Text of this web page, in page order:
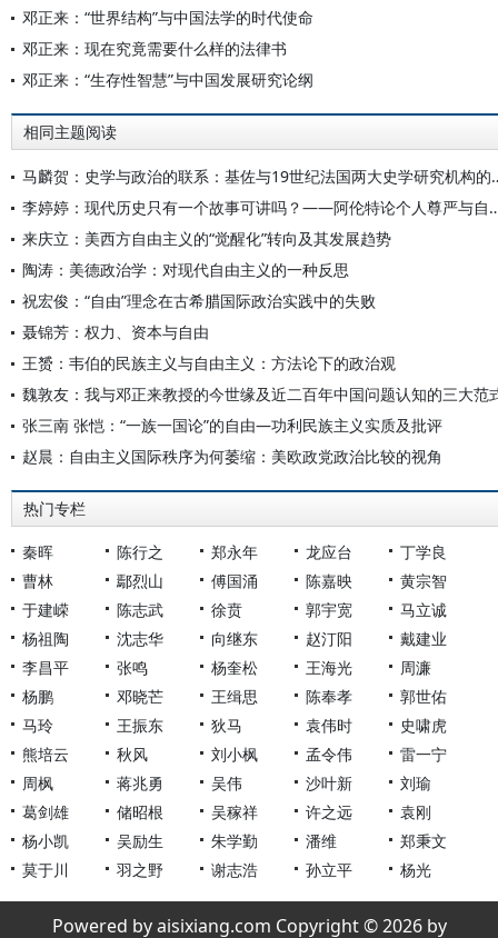
邓正来：“世界结构”与中国法学的时代使命
邓正来：现在究竟需要什么样的法律书
邓正来：“生存性智慧”与中国发展研究论纲
相同主题阅读
马麟贺：史学与政治
李婷婷：现代历史只有一个故事
来庆立：美西方自由主义的“觉醒化”转向及其发展趋势
陶涛：美德政治学：对现代自由主义的一种反思
祝宏俊：“自由”理念在古希腊国际政治实践中的失败
聂锦芳：权力、资本与自由
王赟：韦伯的民族主义与自由主义：方法论下的政治观
魏敦友：我与邓正来教授的今世缘及近二百年中国问题认知的三大范
张三南 张恺：“一族一国论”的自由—功利民族主义实质及批评
赵晨：自由主义国际秩序为何萎缩：美欧政党政治比较的视角
热门专栏
秦晖 陈行之 郑永年 龙应台
丁学良
曹林
鄢烈山 傅国涌 陈嘉映
黄宗智
于建嵘
陈志武 徐贲 郭宇宽
马立诚
杨祖陶
沈志华 向继东 赵汀阳
戴建业
李昌平
张鸣 杨奎松 王海光
周濂
杨鹏
邓晓芒 王缉思 陈奉孝
郭世佑
马玲
王振东 狄马 袁伟时
史啸虎
熊培云
秋风 刘小枫 孟令伟
雷一宁
周枫
蒋兆勇 吴伟 沙叶新
刘瑜
葛剑雄
储昭根 吴稼祥 许之远
袁刚
杨小凯
吴励生 朱学勤 潘维
郑秉文
莫于川
羽之野 谢志浩 孙立平 杨光
Powered by aisixiang.com Copyright © 2026 by